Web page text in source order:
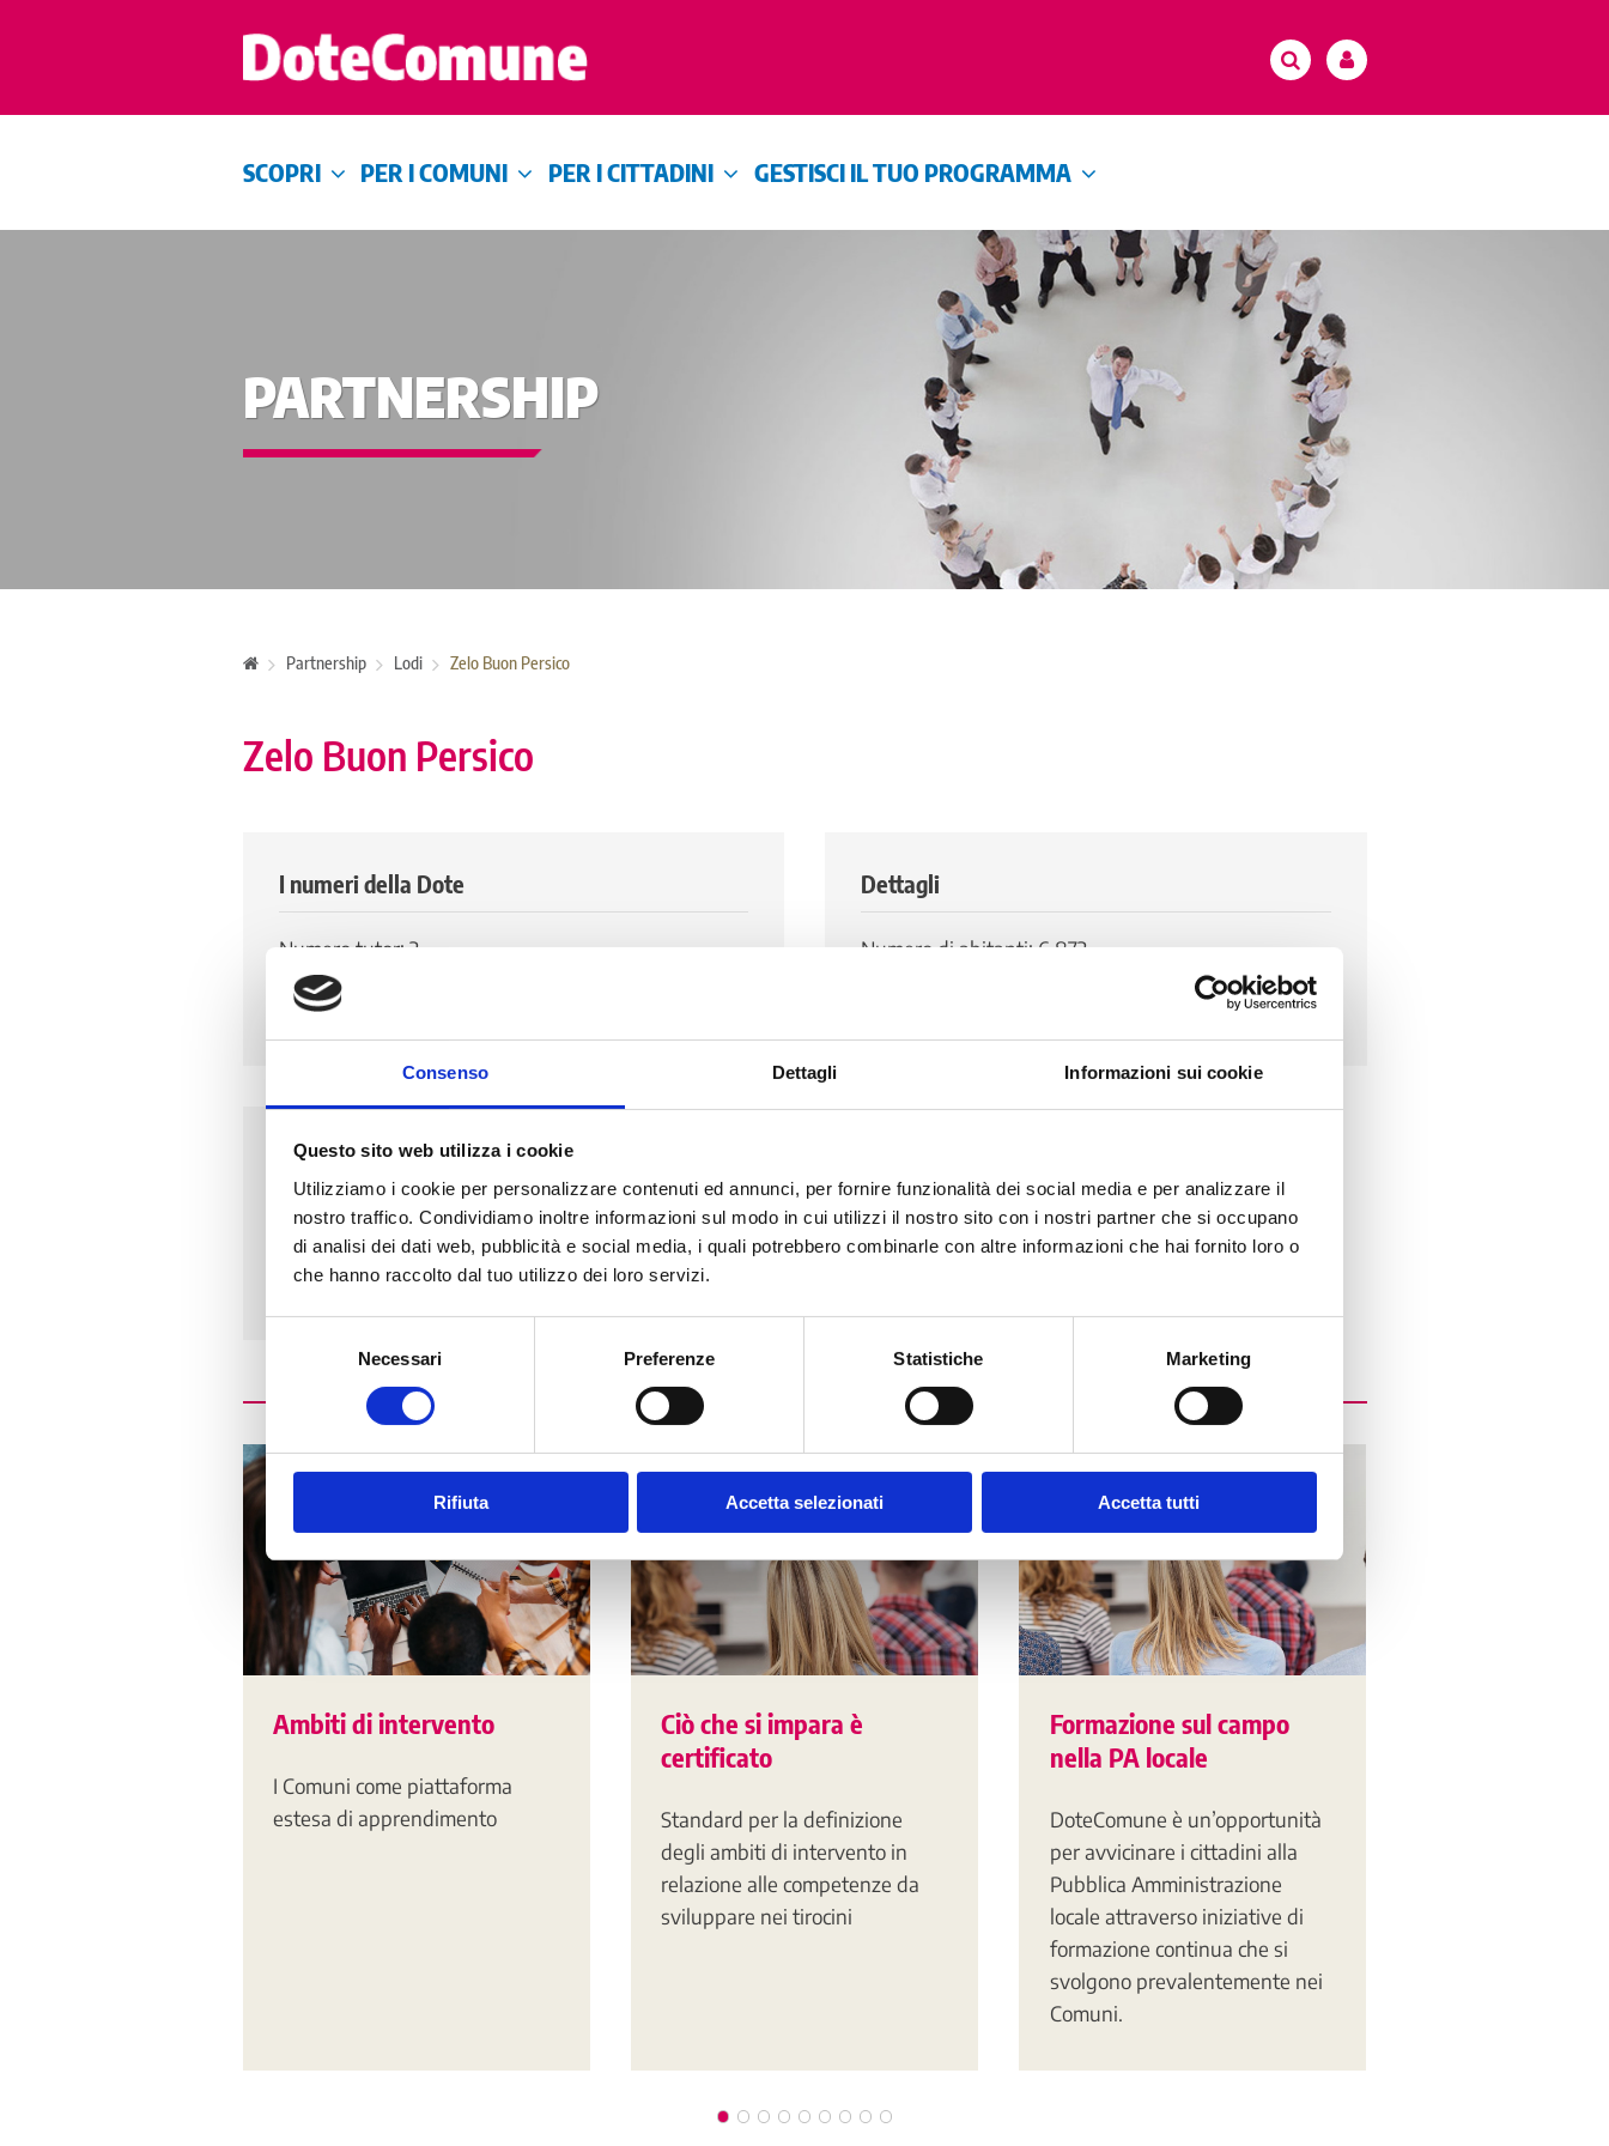
Consenso Dettagli Informazioni sui cookie
Questo sito web utilizza i cookie
Utilizziamo i cookie per personalizzare contenuti ed annunci, per fornire funzionalità dei social media e per analizzare il
nostro traffico. Condividiamo inoltre informazioni sul modo in cui utilizzi il nostro sito con i nostri partner che si occupano
di analisi dei dati web, pubblicità e social media, i quali potrebbero combinarle con altre informazioni che hai fornito loro o
che hanno raccolto dal tuo utilizzo dei loro servizi.
Necessari Preferenze Statistiche Marketing
Rifiuta Accetta selezionati Accetta tutti
SCOPRI PER I COMUNI PER I CITTADINI GESTISCI IL TUO PROGRAMMA
PARTNERSHIP
Partnership Lodi Zelo Buon Persico
Zelo Buon Persico
I numeri della Dote
Numero tutor: 2
Numero di tirocinanti attivi: 0
Numero di tirocinanti storico: 2
Dettagli
Numero di abitanti: 6.872
Indirizzo
VIA DANTE, 7
26839 - ZELO BUON PERSICO (LO)
Ambiti di intervento
I Comuni come piattaforma
estesa di apprendimento
Ciò che si impara è
certificato
Standard per la definizione
degli ambiti di intervento in
relazione alle competenze da
sviluppare nei tirocini
Formazione sul campo
nella PA locale
DoteComune è un’opportunità
per avvicinare i cittadini alla
Pubblica Amministrazione
locale attraverso iniziative di
formazione continua che si
svolgono prevalentemente nei
Comuni.